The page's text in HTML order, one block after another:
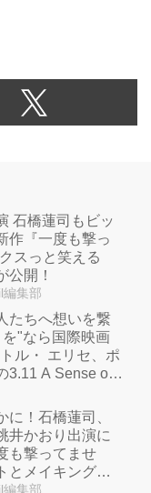
石橋蓮司もビッ
作『一度も撃っ
スっと笑える
公開！
編集部
たちへ想いを繋
"なら国際映画
ル・ エリセ、ポ
3.11 A Sense of
！石橋蓮司、
井かおり出演に
も撃ってませ
とメイキング写
編集部